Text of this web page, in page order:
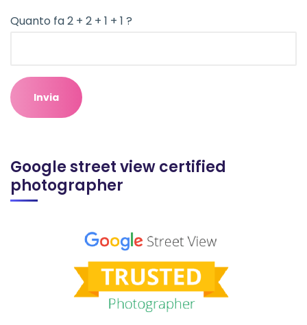
Quanto fa 2 + 2 + 1 + 1 ?
Google street view certified
photographer